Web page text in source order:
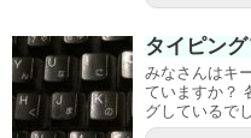
タイピン
みなさんはキ
ていますか？
グしているで